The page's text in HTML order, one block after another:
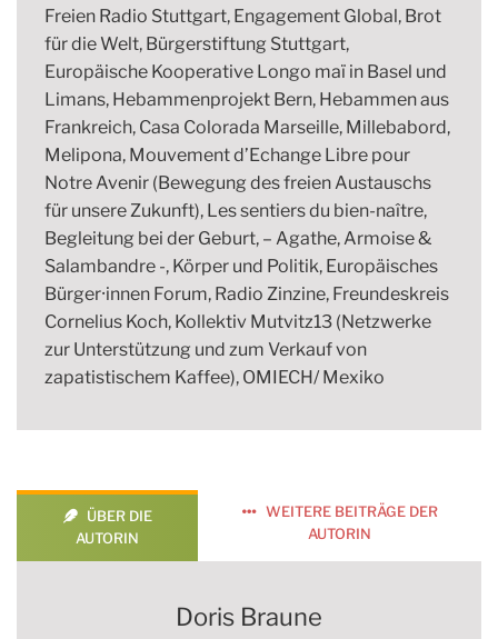
Freien Radio Stuttgart, Engagement Global, Brot
für die Welt, Bürgerstiftung Stuttgart,
Europäische Kooperative Longo maï in Basel und
Limans, Hebammenprojekt Bern, Hebammen aus
Frankreich, Casa Colorada Marseille, Millebabord,
Melipona, Mouvement d’Echange Libre pour
Notre Avenir (Bewegung des freien Austauschs
für unsere Zukunft), Les sentiers du bien-naître,
Begleitung bei der Geburt, – Agathe, Armoise &
Salambandre -, Körper und Politik, Europäisches
Bürger⸱innen Forum, Radio Zinzine, Freundeskreis
Cornelius Koch, Kollektiv Mutvitz13 (Netzwerke
zur Unterstützung und zum Verkauf von
zapatistischem Kaffee), OMIECH/ Mexiko
ÜBER DIE
AUTORIN
WEITERE BEITRÄGE DER
AUTORIN
Doris Braune